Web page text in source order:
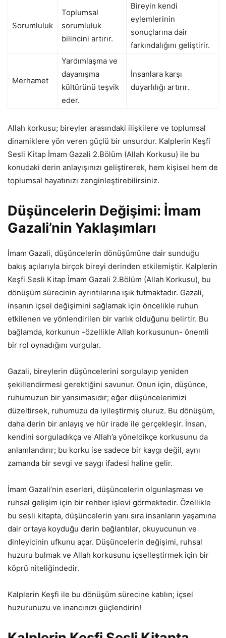
Sorumluluk
Toplumsal
sorumluluk
bilincini artırır.
Bireyin kendi
eylemlerinin
sonuçlarına dair
farkındalığını geliştirir.
Merhamet
Yardımlaşma ve
dayanışma
kültürünü teşvik
eder.
İnsanlara karşı
duyarlılığı artırır.
Allah korkusu; bireyler arasındaki ilişkilere ve toplumsal
dinamiklere yön veren güçlü bir unsurdur. Kalplerin Keşfi
Sesli Kitap İmam Gazali 2.Bölüm (Allah Korkusu) ile bu
konudaki derin anlayışınızı geliştirerek, hem kişisel hem de
toplumsal hayatınızı zenginleştirebilirsiniz.
Düşüncelerin Değişimi: İmam
Gazali’nin Yaklaşımları
İmam Gazali, düşüncelerin dönüşümüne dair sunduğu
bakış açılarıyla birçok bireyi derinden etkilemiştir. Kalplerin
Keşfi Sesli Kitap İmam Gazali 2.Bölüm (Allah Korkusu), bu
dönüşüm sürecinin ayrıntılarına ışık tutmaktadır. Gazali,
insanın içsel değişimini sağlamak için öncelikle ruhun
etkilenen ve yönlendirilen bir varlık olduğunu belirtir. Bu
bağlamda, korkunun -özellikle Allah korkusunun- önemli
bir rol oynadığını vurgular.
Gazali, bireylerin düşüncelerini sorgulayıp yeniden
şekillendirmesi gerektiğini savunur. Onun için, düşünce,
ruhumuzun bir yansımasıdır; eğer düşüncelerimizi
düzeltirsek, ruhumuzu da iyileştirmiş oluruz. Bu dönüşüm,
daha derin bir anlayış ve hür irade ile gerçekleşir. İnsan,
kendini sorguladıkça ve Allah’a yöneldikçe korkusunu da
anlamlandırır; bu korku ise sadece bir kaygı değil, aynı
zamanda bir sevgi ve saygı ifadesi haline gelir.
İmam Gazali’nin eserleri, düşüncelerin olgunlaşması ve
ruhsal gelişim için bir rehber işlevi görmektedir. Özellikle
bu sesli kitapta, düşüncelerin yanı sıra insanların yaşamına
dair ortaya koyduğu derin bağlantılar, okuyucunun ve
dinleyicinin ufkunu açar. Düşüncelerin değişimi, ruhsal
huzuru bulmak ve Allah korkusunu içselleştirmek için bir
köprü niteliğindedir.
Kalplerin Keşfi ile bu dönüşüm sürecine katılın; içsel
huzurunuzu ve inancınızı güçlendirin!